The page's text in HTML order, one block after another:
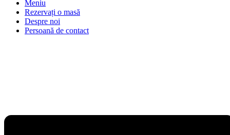
Meniu
Rezervați o masă
Despre noi
Persoană de contact